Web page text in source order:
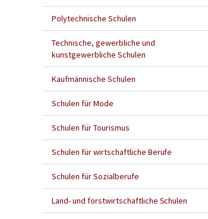
Polytechnische Schulen
Technische, gewerbliche und
kunstgewerbliche Schulen
Kaufmännische Schulen
Schulen für Mode
Schulen für Tourismus
Schulen für wirtschaftliche Berufe
Schulen für Sozialberufe
Land- und forstwirtschaftliche Schulen